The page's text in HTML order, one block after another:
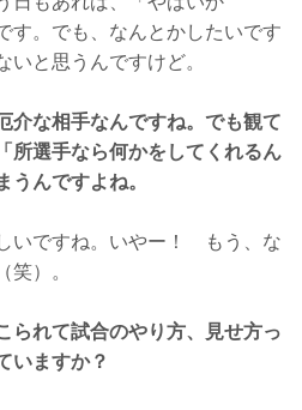
。でも、なんとかしたいです
いと思うんですけど。
な相手なんですね。でも観て
所選手なら何かをしてくれるん
うんですよね。
いですね。いやー！ もう、な
笑）。
れて試合のやり方、見せ方っ
いますか？